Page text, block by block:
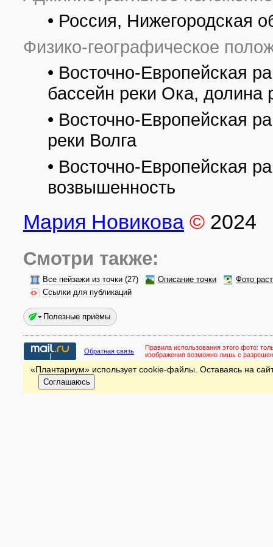
Нижний Новгород является одним из городов проведения ЧМ-
международного класса «Нижний Новгород».
Все фотографии(27) Фото растений и лишайников(44)
• Россия, Нижегородская
Физико-географическое
• Восточно-Европейская
бассейн реки Ока, долина
• Восточно-Европейская
реки Волга
• Восточно-Европейская
возвышенность
Мария Новикова © 2024
Смотри также:
Все пейзажи из точки (27) Описание точки
Фото
Ссылки для публикаций
Полезные приёмы
Обратная связь Правила использования этого фото:
изображения возможно лишь с
«Плантариум» использует cookie-файлы. Оставаясь на
Соглашаюсь